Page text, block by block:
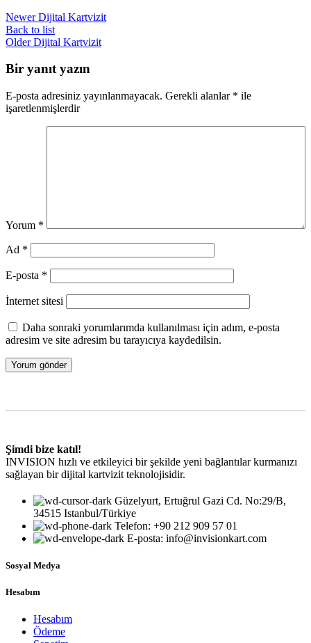
bilgileri net ve okunaklı olmalı, gereksiz
detaylardan kaçınılmalıdır. Ayrıca, uygun fontlar
ve renkler kullanarak marka kimliğinizi
vurgulayabilirsiniz.
Newer Dijital Kartvizit
Back to list
Older Dijital Kartvizit
Bir yanıt yazın
E-posta adresiniz yayınlanmayacak. Gerekli alanlar * ile
işaretlenmişlerdir
Yorum *
Ad *
E-posta *
İnternet sitesi
Daha sonraki yorumlarımda kullanılması için adım, e-posta
adresim ve site adresim bu tarayıcıya kaydedilsin.
Şimdi bize katıl!
INVISION hızlı ve etkileyici bir şekilde yeni bağlantılar kurmanızı
sağlayan bir dijital kartvizit teknolojisidir.
Güzelyurt, Ertuğrul Gazi Cd. No:29/B,
34515 Istanbul/Türkiye
Telefon: +90 212 909 57 01
E-posta: info@invisionkart.com
Sosyal Medya
Hesabım
Hesabım
Ödeme